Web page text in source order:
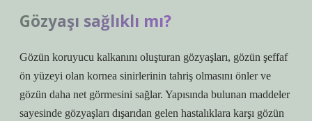
Gözyaşı sağlıklı mı?
Gözün koruyucu kalkanını oluşturan gözyaşları, gözün şeffaf
ön yüzeyi olan kornea sinirlerinin tahriş olmasını önler ve
gözün daha net görmesini sağlar. Yapısında bulunan maddeler
sayesinde gözyaşları dışarıdan gelen hastalıklara karşı gözün